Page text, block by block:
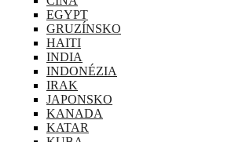
EGYPT
GRUZÍNSKO
HAITI
INDIA
INDONÉZIA
IRAK
JAPONSKO
KANADA
KATAR